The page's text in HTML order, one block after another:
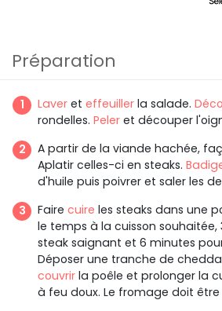
Préparation
Laver et effeuiller la salade.
rondelles. Peler et découper
A partir de la viande hachée,
Aplatir celles-ci en steaks.
d'huile puis poivrer et saler les
Faire cuire les steaks dans une
le temps à la cuisson souhaitée,
steak saignant et 6 minutes
Déposer une tranche de
couvrir la poêle et prolonger la
à feu doux. Le fromage doit